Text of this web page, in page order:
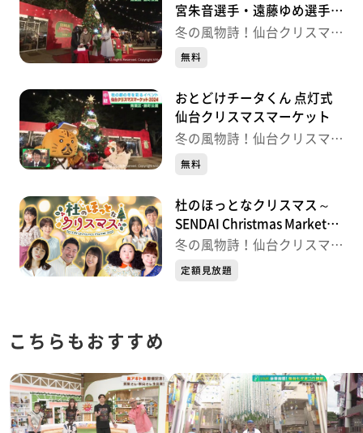
宮朱音選手・遠藤ゆめ選手）
点灯式 仙台クリスマスマー
冬の風物詩！仙台クリスマス
マーケット
無料
おとどけチータくん 点灯式
仙台クリスマスマーケット
冬の風物詩！仙台クリスマス
マーケット
無料
杜のほっとなクリスマス～
SENDAI Christmas Market
2023～
冬の風物詩！仙台クリスマス
マーケット
定額見放題
こちらもおすすめ